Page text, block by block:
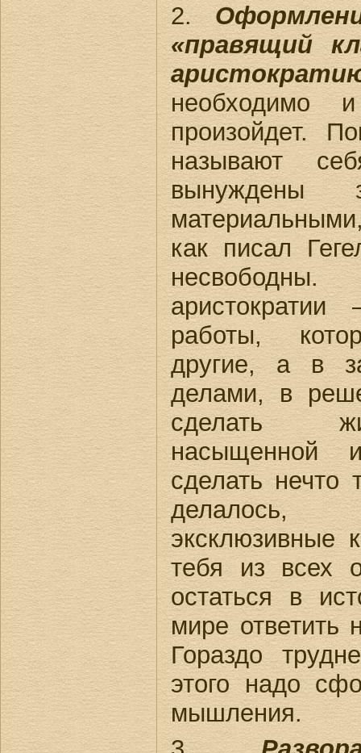
2.
«правящий
необходимо
произойдет.
называют
вынуждены
как писал
работы,
другие, а в
делами, в
сделать
насыщенной
сделать нечто
делалось,
эксклюзивные
тебя из всех
остаться в
мире ответить
Гораздо
этого надо
мышления.